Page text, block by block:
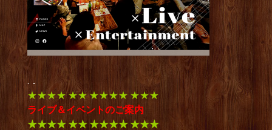
.．
★★★★ ★★ ★★★★ ★★★
ライブ＆イベントのご案内
★★★★ ★★ ★★★★ ★★★